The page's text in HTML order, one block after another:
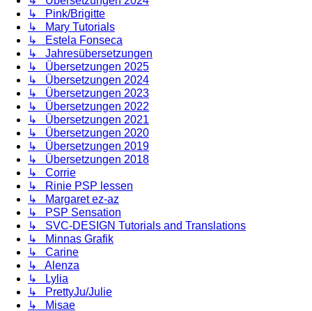
↳ Pink/Brigitte
↳ Mary Tutorials
↳ Estela Fonseca
↳ Jahresübersetzungen
↳ Übersetzungen 2025
↳ Übersetzungen 2024
↳ Übersetzungen 2023
↳ Übersetzungen 2022
↳ Übersetzungen 2021
↳ Übersetzungen 2020
↳ Übersetzungen 2019
↳ Übersetzungen 2018
↳ Corrie
↳ Rinie PSP lessen
↳ Margaret ez-az
↳ PSP Sensation
↳ SVC-DESIGN Tutorials and Translations
↳ Minnas Grafik
↳ Carine
↳ Alenza
↳ Lylia
↳ PrettyJu/Julie
↳ Misae